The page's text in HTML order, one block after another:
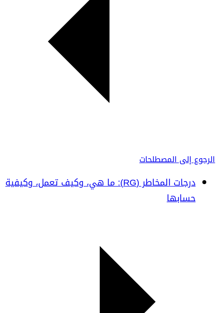
الرجوع إلى المصطلحات
درجات المخاطر (RG): ما هي، وكيف تعمل، وكيفية
حسابها